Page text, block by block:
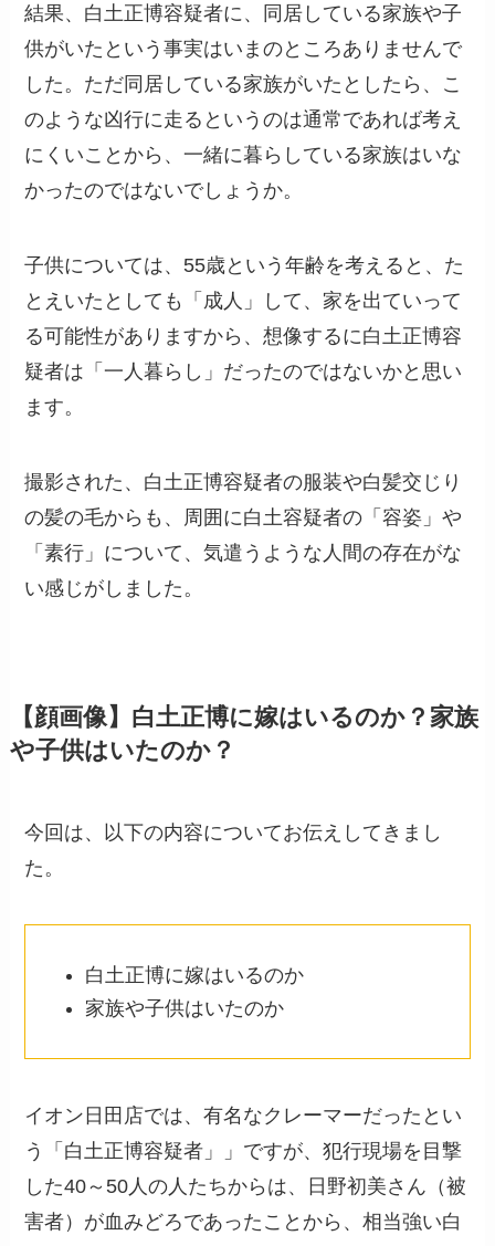
結果、白土正博容疑者に、同居している家族や子
供がいたという事実はいまのところありませんで
した。ただ同居している家族がいたとしたら、こ
のような凶行に走るというのは通常であれば考え
にくいことから、一緒に暮らしている家族はいな
かったのではないでしょうか。
子供については、55歳という年齢を考えると、た
とえいたとしても「成人」して、家を出ていって
る可能性がありますから、想像するに白土正博容
疑者は「一人暮らし」だったのではないかと思い
ます。
撮影された、白土正博容疑者の服装や白髪交じり
の髪の毛からも、周囲に白土容疑者の「容姿」や
「素行」について、気遣うような人間の存在がな
い感じがしました。
【顔画像】白土正博に嫁はいるのか？家族
や子供はいたのか？
今回は、以下の内容についてお伝えしてきまし
た。
白土正博に嫁はいるのか
家族や子供はいたのか
イオン日田店では、有名なクレーマーだったとい
う「白土正博容疑者」」ですが、犯行現場を目撃
した40～50人の人たちからは、日野初美さん（被
害者）が血みどろであったことから、相当強い白